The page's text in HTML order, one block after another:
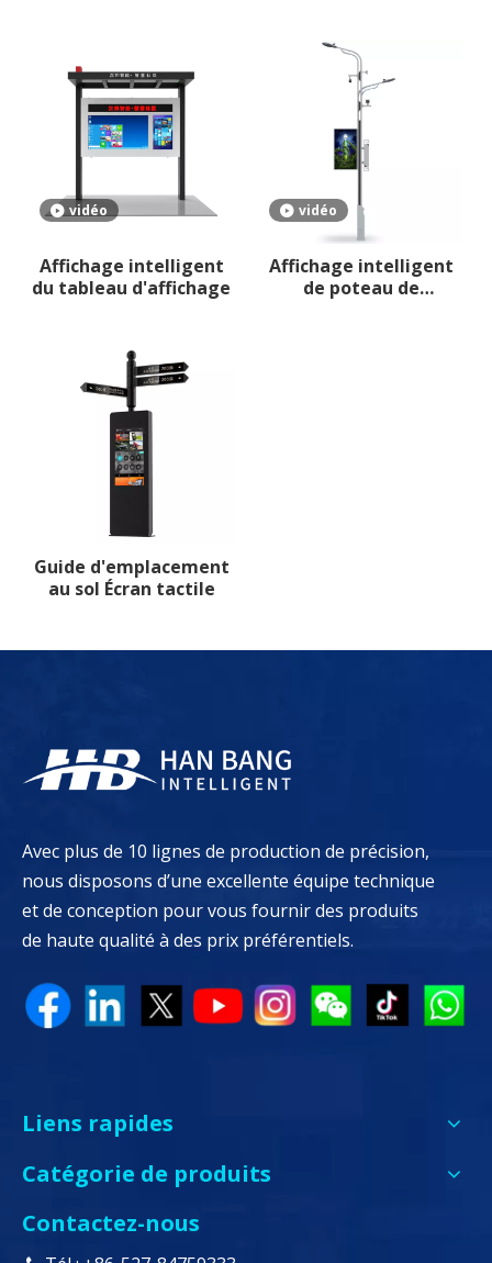
vidéo
Affichage intelligent
du tableau d'affichage
vidéo
Affichage intelligent
de poteau de
Guide d'emplacement
au sol Écran tactile
Avec plus de 10 lignes de production de précision,
nous disposons d’une excellente équipe technique
et de conception pour vous fournir des produits
de haute qualité à des prix préférentiels.
Liens rapides
Catégorie de produits
Contactez-nous